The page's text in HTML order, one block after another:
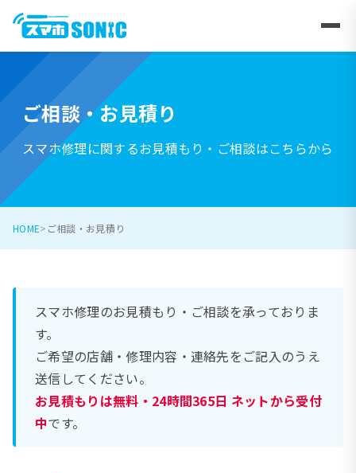
ご相談・お見積り
スマホ修理に関するお見積もり・ご相談はこちらから
HOME ご相談・お見積り
スマホ修理のお見積もり・ご相談を承っておりま
す。
ご希望の店舗・修理内容・連絡先をご記入のうえ
送信してください。
お見積もりは無料・24時間365日 ネットから受付
中です。